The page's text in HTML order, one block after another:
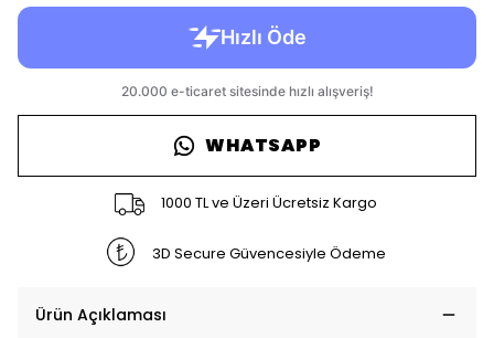
WHATSAPP
1000 TL ve Üzeri Ücretsiz Kargo
3D Secure Güvencesiyle Ödeme
Ürün Açıklaması